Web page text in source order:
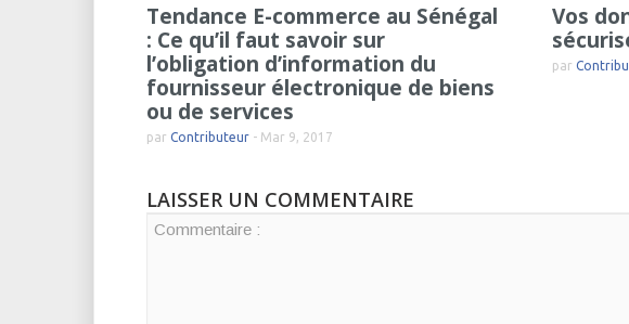
Tendance E-commerce au Sénégal
: Ce qu’il faut savoir sur
l’obligation d’information du
fournisseur électronique de biens
ou de services
par Contributeur - Mar 9, 2017
Vos
par
LAISSER UN COMMENTAIRE